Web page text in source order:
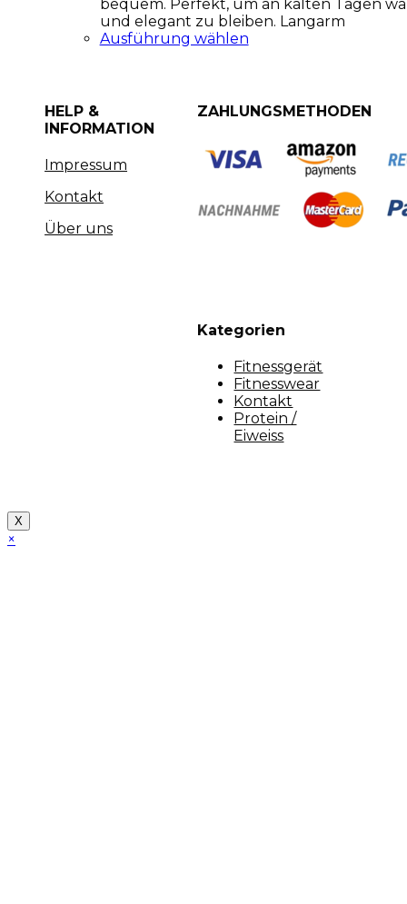
bequem. Perfekt, um an kalten Tagen
und elegant zu bleiben. Langarm
Ausführung wählen
HELP &
INFORMATION
Impressum
Kontakt
Über uns
ZAHLUNGSMETHODEN
Kategorien
Fitnessgerät
Fitnesswear
Kontakt
Protein /
Eiweiss
X
×